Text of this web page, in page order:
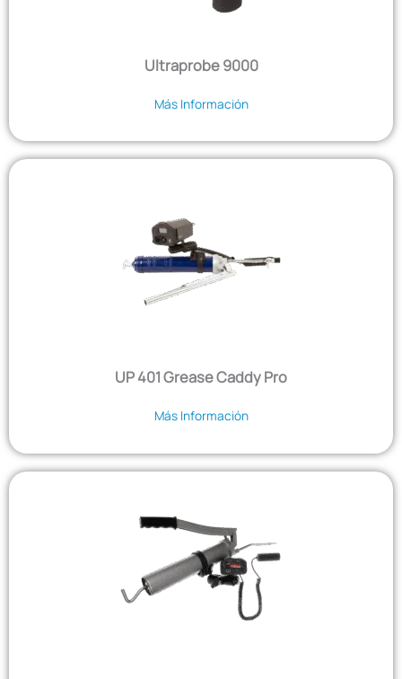
Ultraprobe 9000
Más Información
UP 401 Grease Caddy Pro
Más Información